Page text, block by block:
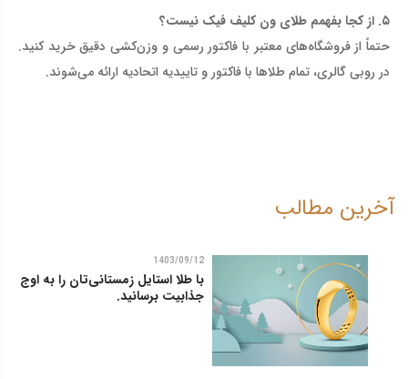
۵. از کجا بفهمم طلای ون کلیف فیک نیست؟
حتماً از فروشگاه‌های معتبر با فاکتور رسمی و وزن‌کشی دقیق خرید کنید.
در روبی گالری، تمام طلاها با فاکتور و تاییدیه اتحادیه ارائه می‌شوند.
آخرین مطالب
1403/09/12
با طلا استایل زمستانی‌تان را به اوج
جذابیت برسانید.